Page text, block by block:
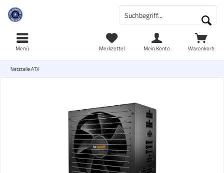
Warenkorb
Merkzettel Mein Konto
Menü
Netzteile ATX